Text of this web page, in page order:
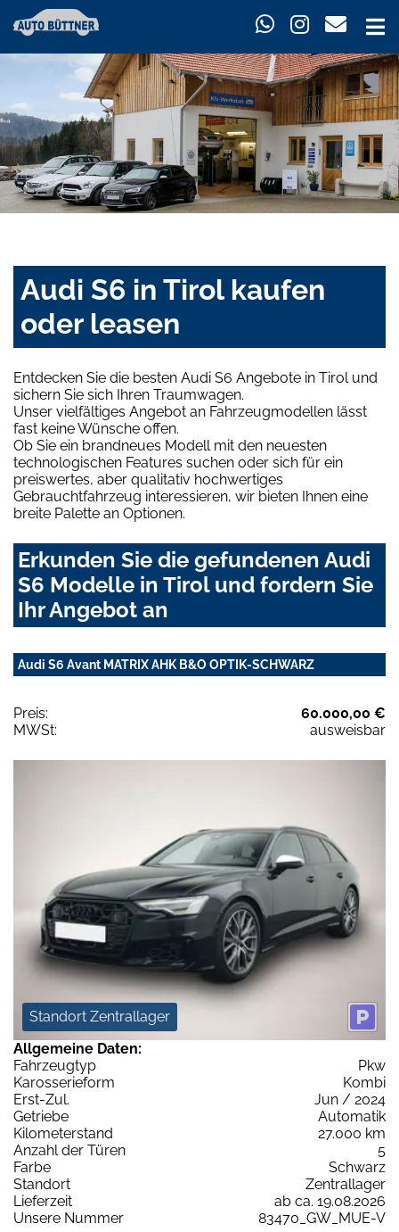
Audi S6 in Tirol kaufen
oder leasen
Entdecken Sie die besten Audi S6 Angebote in Tirol und
sichern Sie sich Ihren Traumwagen.
Unser vielfältiges Angebot an Fahrzeugmodellen lässt
fast keine Wünsche offen.
Ob Sie ein brandneues Modell mit den neuesten
technologischen Features suchen oder sich für ein
preiswertes, aber qualitativ hochwertiges
Gebrauchtfahrzeug interessieren, wir bieten Ihnen eine
breite Palette an Optionen.
Erkunden Sie die gefundenen Audi
S6 Modelle in Tirol und fordern Sie
Ihr Angebot an
Audi S6 Avant MATRIX AHK B&O OPTIK-SCHWARZ
Preis:
60.000,00 €
MWSt:
ausweisbar
Standort Zentrallager
Allgemeine Daten:
Fahrzeugtyp
Pkw
Karosserieform
Kombi
Erst-Zul.
Jun / 2024
Getriebe
Automatik
Kilometerstand
27.000 km
Anzahl der Türen
5
Farbe
Schwarz
Standort
Zentrallager
Lieferzeit
ab ca. 19.08.2026
Unsere Nummer
83470_GW_MUE-V